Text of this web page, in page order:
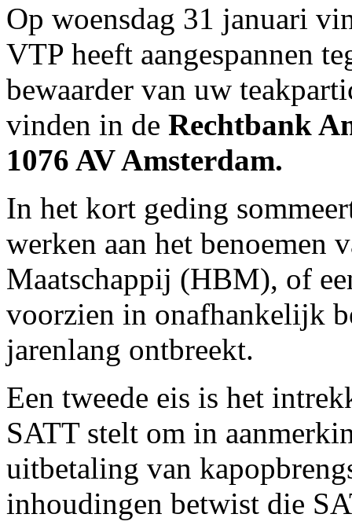
Op woensdag 31 januari
VTP heeft aangespannen
bewaarder van uw
vinden in de Rechtbank
1076 AV Amsterdam.
In het kort geding
werken aan het benoemen
Maatschappij (HBM), of
voorzien in onafhankelijk
jarenlang ontbreekt.
Een tweede eis is het
SATT stelt om in
uitbetaling van
inhoudingen betwist die